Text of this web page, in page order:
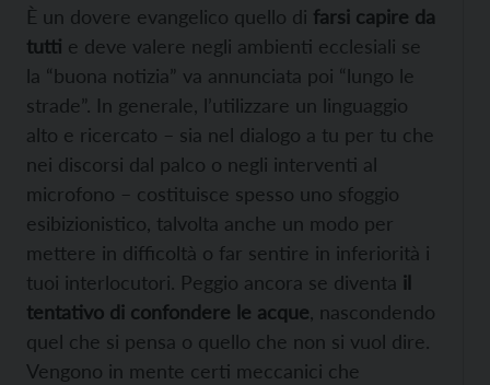
È un dovere evangelico quello di farsi capire da
tutti e deve valere negli ambienti ecclesiali se
la “buona notizia” va annunciata poi “lungo le
strade”. In generale, l’utilizzare un linguaggio
alto e ricercato – sia nel dialogo a tu per tu che
nei discorsi dal palco o negli interventi al
microfono – costituisce spesso uno sfoggio
esibizionistico, talvolta anche un modo per
mettere in difficoltà o far sentire in inferiorità i
tuoi interlocutori. Peggio ancora se diventa il
tentativo di confondere le acque , nascondendo
quel che si pensa o quello che non si vuol dire.
Vengono in mente certi meccanici che